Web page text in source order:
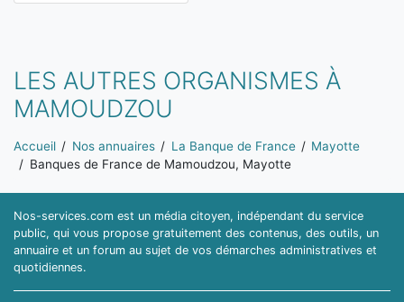
LES AUTRES ORGANISMES À
MAMOUDZOU
Vous êtes ici:
Accueil Nos annuaires La Banque de France
Mayotte
Banques de France de Mamoudzou, Mayotte
Nos-services.com est un média citoyen, indépendant du service
public, qui vous propose gratuitement des contenus, des outils, un
annuaire et un forum au sujet de vos démarches administratives et
quotidiennes.